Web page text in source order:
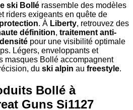
ski Bollé rassemble des modèles
riders exigeants en quête de
protection. À Liberty, retrouvez des
définition, traitement anti-
pour une visibilité optimale
Légers, enveloppants et
masques Bollé accompagnent
du ski alpin au freestyle.
Bollé à
Guns Si1127